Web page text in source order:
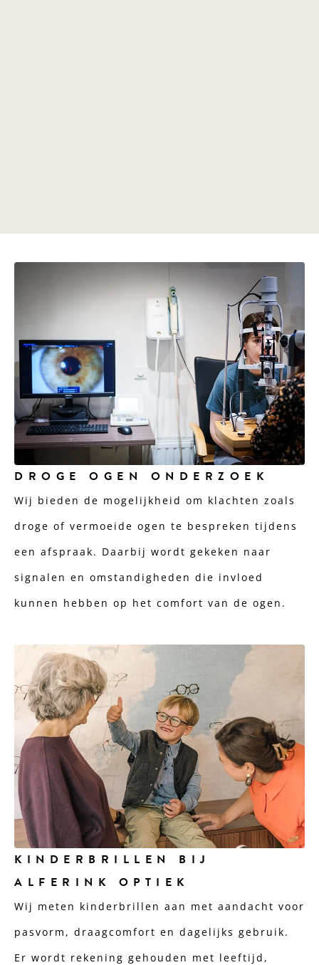
DROGE OGEN ONDERZOEK
Wij bieden de mogelijkheid om klachten zoals
droge of vermoeide ogen te bespreken tijdens
een afspraak. Daarbij wordt gekeken naar
signalen en omstandigheden die invloed
kunnen hebben op het comfort van de ogen.
KINDERBRILLEN BIJ
ALFERINK OPTIEK
Wij meten kinderbrillen aan met aandacht voor
pasvorm, draagcomfort en dagelijks gebruik.
Er wordt rekening gehouden met leeftijd,